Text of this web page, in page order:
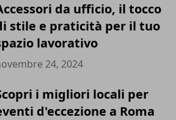
da ufficio, il tocco
stile e praticità per il tuo
lavorativo
24, 2024
i migliori locali per
d'eccezione a Roma